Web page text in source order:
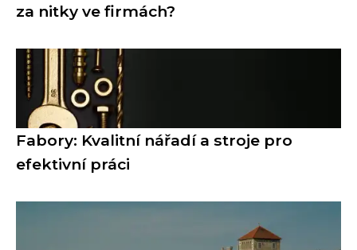
za nitky ve firmách?
Fabory: Kvalitní nářadí a stroje pro
efektivní práci